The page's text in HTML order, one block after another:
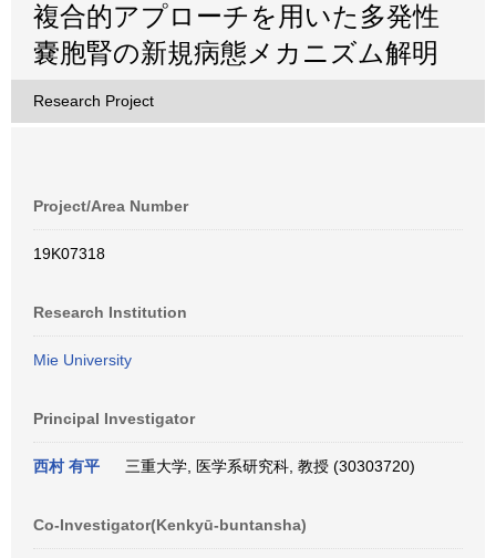
複合的アプローチを用いた多発性
嚢胞腎の新規病態メカニズム解明
Research Project
Project/Area Number
19K07318
Research Institution
Mie University
Principal Investigator
西村 有平 三重大学, 医学系研究科, 教授 (30303720)
Co-Investigator(Kenkyū-buntansha)